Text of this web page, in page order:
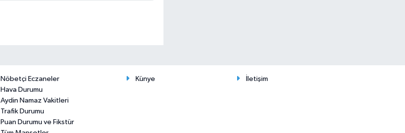
Nöbetçi Eczaneler
Hava Durumu
Aydin Namaz Vakitleri
Trafik Durumu
Puan Durumu ve Fikstür
Künye İletişim